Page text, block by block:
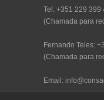
Tel: +351 229 399
(Chamada para
Fernando Teles:
(Chamada para
Email: